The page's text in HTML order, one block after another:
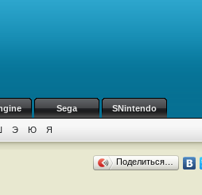
Sega SNintendo
Э Ю Я
Поделиться…